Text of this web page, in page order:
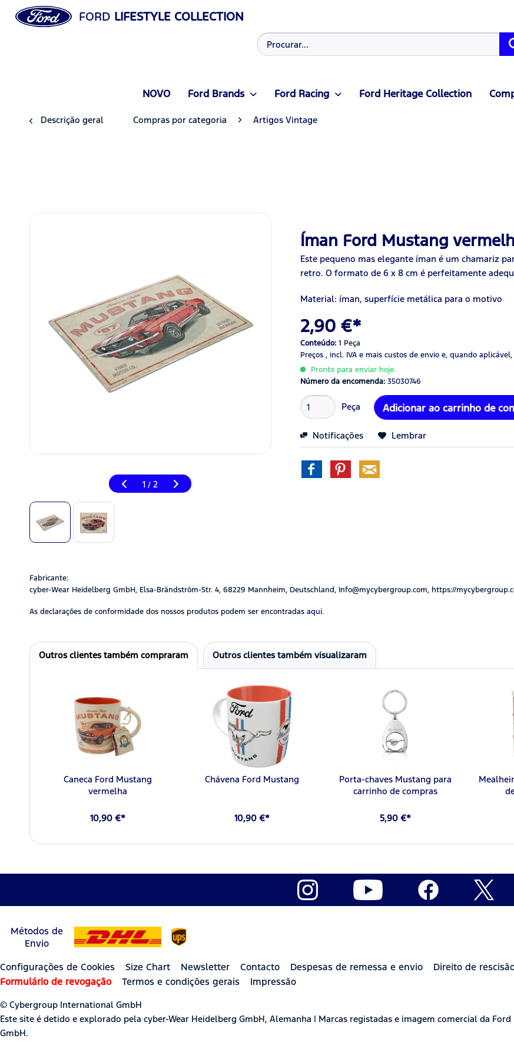
FORD LIFESTYLE COLLECTION
NOVO Ford Brands Ford Racing Ford Heritage Collection
Descrição geral Compras por categoria Artigos Vintage
1 / 2
Íman Ford Mustang
Este pequeno mas elegante íman é um chamariz
retro. O formato de 6 x 8 cm é perfeitamente
Material: íman, superfície metálica para o motivo
2,90 €*
Conteúdo:1 Peça
Preços , incl. IVAe mais custos de envio e, quando
Pronto para enviar hoje.
Número da encomenda:35030746
Peça Adicionar ao carrinho de
Notificações Lembrar
Fabricante:
cyber-Wear Heidelberg GmbH, Elsa-Brändström-Str. 4, 68229 Mannheim, Deutschland, Info@mycybergroup.com, https://
As declarações de conformidade dos nossos produtos podem ser encontradas aqui.
Outros clientes também compraram Outros clientes também visualizaram
Caneca Ford Mustang
vermelha
10,90 €*
Chávena Ford Mustang
10,90 €*
Porta-chaves Mustang para
carrinho de compras
5,90 €*
Métodos de
Envio
Configurações de Cookies Size Chart Newsletter Contacto Despesas de remessa e envio Direito de
Formulário de revogação
Termos e condições gerais Impressão
© Cybergroup International GmbH
Este site é detido e explorado pela cyber-Wear Heidelberg GmbH, Alemanha | Marcas registadas e imagem comercial da
GmbH.